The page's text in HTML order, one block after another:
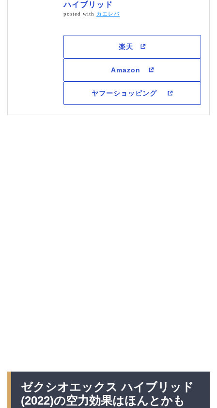
ハイブリッド
posted with カエレバ
ゼクシオエックス ハイブリッド
(2022)の空力効果はほんとかも